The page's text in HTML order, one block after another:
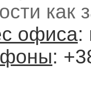
как
офиса:
: